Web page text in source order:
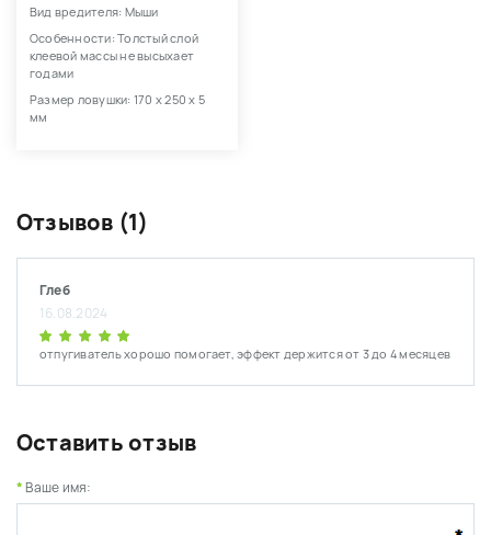
Вид вредителя: Мыши
Особенности: Толстый слой
клеевой массы не высыхает
годами
Размер ловушки: 170 х 250 х 5
мм
Отзывов (1)
Глеб
16.08.2024
отпугиватель хорошо помогает, эффект держится от 3 до 4 месяцев
Оставить отзыв
Ваше имя: